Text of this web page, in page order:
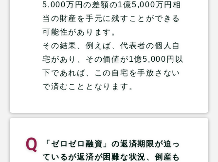
5,000万円の差額の1億5,000万円相
当の財産を手元に残すことができる
可能性があります。
その結果、例えば、代表者の個人自
宅があり、その価値が1億5,000円以
下であれば、この自宅を手放さない
で済むこととなります。
「ゼロゼロ融資」の返済期限が迫っ
ているが返済が困難な状況、倒産も